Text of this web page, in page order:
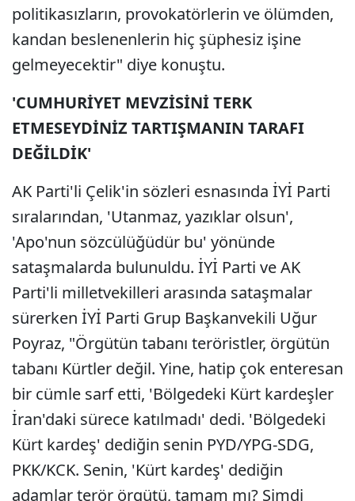
politikasızların, provokatörlerin ve ölümden,
kandan beslenenlerin hiç şüphesiz işine
gelmeyecektir" diye konuştu.
'CUMHURİYET MEVZİSİNİ TERK
ETMESEYDİNİZ TARTIŞMANIN TARAFI
DEĞİLDİK'
AK Parti'li Çelik'in sözleri esnasında İYİ Parti
sıralarından, 'Utanmaz, yazıklar olsun',
'Apo'nun sözcülüğüdür bu' yönünde
sataşmalarda bulunuldu. İYİ Parti ve AK
Parti'li milletvekilleri arasında sataşmalar
sürerken İYİ Parti Grup Başkanvekili Uğur
Poyraz, "Örgütün tabanı teröristler, örgütün
tabanı Kürtler değil. Yine, hatip çok enteresan
bir cümle sarf etti, 'Bölgedeki Kürt kardeşler
İran'daki sürece katılmadı' dedi. 'Bölgedeki
Kürt kardeş' dediğin senin PYD/YPG-SDG,
PKK/KCK. Senin, 'Kürt kardeş' dediğin
adamlar terör örgütü, tamam mı? Şimdi